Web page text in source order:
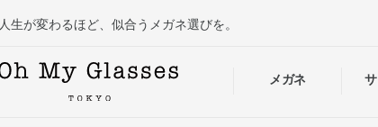
メガネ
人生が変わるほど、似合うメガネ選びを。